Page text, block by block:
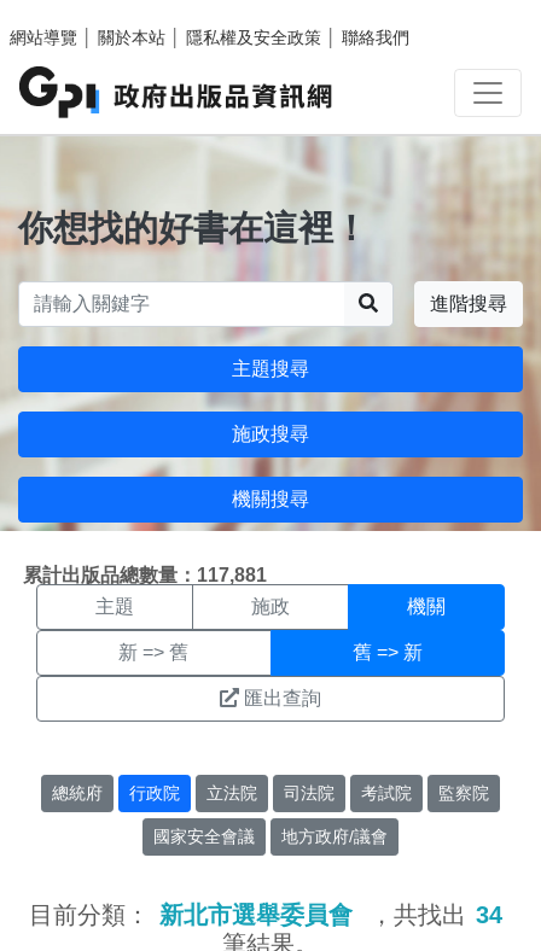
網站導覽
關於本站 隱私權及安全政策 聯絡我們
你想找的好書在這裡！
進階搜尋
主題搜尋
施政搜尋
機關搜尋
累計出版品總數量：117,881
機關搜尋結果頁面
主題 施政 機關
新 => 舊 舊 => 新
匯出查詢
總統府 行政院 立法院 司法院 考試院 監察院
國家安全會議 地方政府/議會
目前分類： 新北市選舉委員會 ，共找出 34
筆結果。